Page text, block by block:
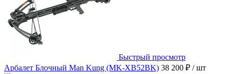
Быстрый просмотр
Арбалет Блочный Man Kung (MK-XB52BK) 38 200 ₽ / шт